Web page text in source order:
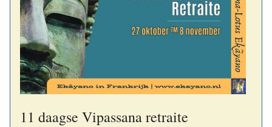
11 daagse Vipassana retraite